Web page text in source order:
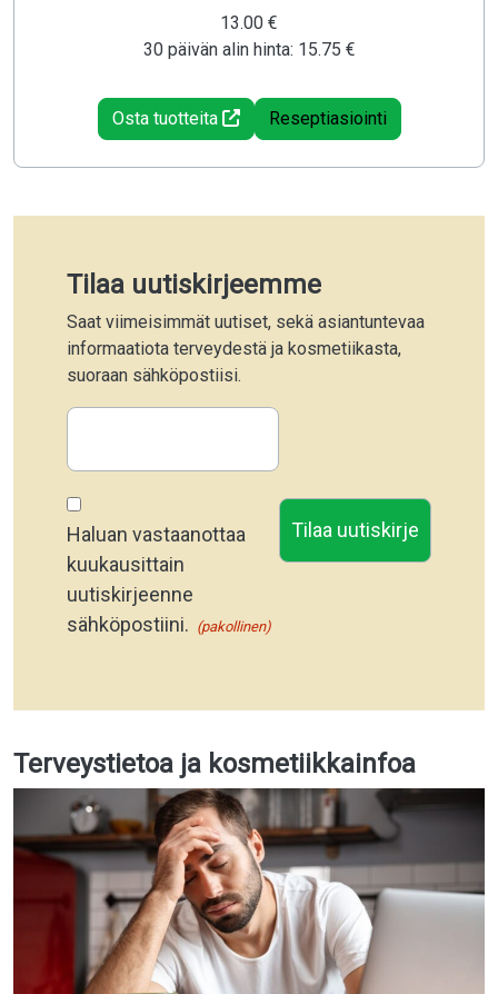
13.00 €
30 päivän alin hinta: 15.75 €
Osta tuotteita Reseptiasiointi
Tilaa uutiskirjeemme
Saat viimeisimmät uutiset, sekä asiantuntevaa
informaatiota terveydestä ja kosmetiikasta,
suoraan sähköpostiisi.
Haluan vastaanottaa
kuukausittain
uutiskirjeenne
sähköpostiini. (pakollinen)
Terveystietoa ja kosmetiikkainfoa